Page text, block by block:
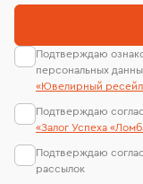
Подтверждаю
персональных
«Ювелирный
Подтверждаю
«Залог Успеха
Подтверждаю
рассылок